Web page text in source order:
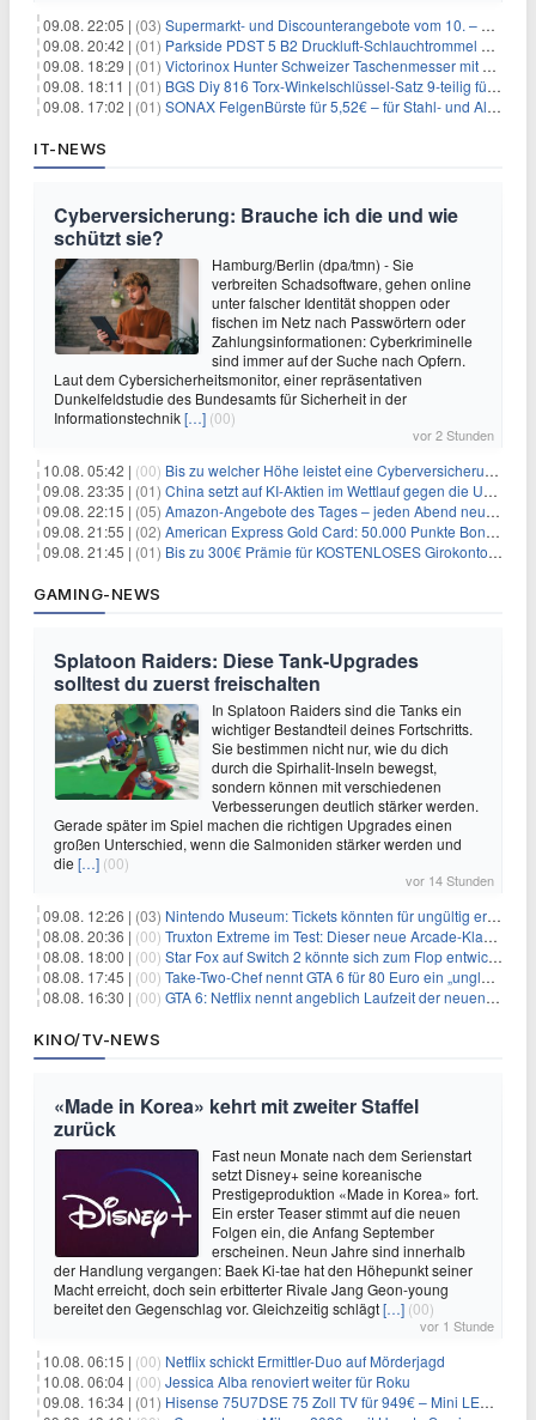
09.08. 22:05 | (03) Supermarkt- und Discounterangebote vom 10. – 15.08.2026
09.08. 20:42 | (01) Parkside PDST 5 B2 Druckluft-Schlauchtrommel mit 10 m Schlauch für 25,94€
09.08. 18:29 | (01) Victorinox Hunter Schweizer Taschenmesser mit 12 Funktionen für 43,99€
09.08. 18:11 | (01) BGS Diy 816 Torx-Winkelschlüssel-Satz 9-teilig für 6,45€
09.08. 17:02 | (01) SONAX FelgenBürste für 5,52€ – für Stahl- und Alufelgen
IT-NEWS
Cyberversicherung: Brauche ich die und wie
schützt sie?
Hamburg/Berlin (dpa/tmn) - Sie
verbreiten Schadsoftware, gehen online
unter falscher Identität shoppen oder
fischen im Netz nach Passwörtern oder
Zahlungsinformationen: Cyberkriminelle
sind immer auf der Suche nach Opfern.
Laut dem Cybersicherheitsmonitor, einer repräsentativen
Dunkelfeldstudie des Bundesamts für Sicherheit in der
Informationstechnik[…] (00)
vor 2 Stunden
10.08. 05:42 | (00) Bis zu welcher Höhe leistet eine Cyberversicherung?
09.08. 23:35 | (01) China setzt auf KI-Aktien im Wettlauf gegen die USA um Chip- und Technologiedominanz
09.08. 22:15 | (05) Amazon-Angebote des Tages – jeden Abend neue Deals zum Stöbern
09.08. 21:55 | (02) American Express Gold Card: 50.000 Punkte Bonus + Metall-Kreditkarte
09.08. 21:45 | (01) Bis zu 300€ Prämie für KOSTENLOSES Girokonto bei der Santander – 50€ schon nach 1 Woche!
GAMING-NEWS
Splatoon Raiders: Diese Tank-Upgrades
solltest du zuerst freischalten
In Splatoon Raiders sind die Tanks ein
wichtiger Bestandteil deines Fortschritts.
Sie bestimmen nicht nur, wie du dich
durch die Spirhalit-Inseln bewegst,
sondern können mit verschiedenen
Verbesserungen deutlich stärker werden.
Gerade später im Spiel machen die richtigen Upgrades einen
großen Unterschied, wenn die Salmoniden stärker werden und
die […] (00)
vor 14 Stunden
09.08. 12:26 | (03) Nintendo Museum: Tickets könnten für ungültig erklärt werden!
08.08. 20:36 | (00) Truxton Extreme im Test: Dieser neue Arcade-Klassiker verzeiht dir gar nichts
08.08. 18:00 | (00) Star Fox auf Switch 2 könnte sich zum Flop entwickeln
08.08. 17:45 | (00) Take-Two-Chef nennt GTA 6 für 80 Euro ein „unglaubliches Schnäppchen“
08.08. 16:30 | (00) GTA 6: Netflix nennt angeblich Laufzeit der neuen Gameplay-Präsentation
KINO/TV-NEWS
«Made in Korea» kehrt mit zweiter Staffel
zurück
Fast neun Monate nach dem Serienstart
setzt Disney+ seine koreanische
Prestigeproduktion «Made in Korea» fort.
Ein erster Teaser stimmt auf die neuen
Folgen ein, die Anfang September
erscheinen. Neun Jahre sind innerhalb
der Handlung vergangen: Baek Ki-tae hat den Höhepunkt seiner
Macht erreicht, doch sein erbitterter Rivale Jang Geon-young
bereitet den Gegenschlag vor. Gleichzeitig schlägt[…] (00)
vor 1 Stunde
10.08. 06:15 | (00) Netflix schickt Ermittler-Duo auf Mörderjagd
10.08. 06:04 | (00) Jessica Alba renoviert weiter für Roku
09.08. 16:34 | (01) Hisense 75U7DSE 75 Zoll TV für 949€ – Mini LED, 144Hz, 2026